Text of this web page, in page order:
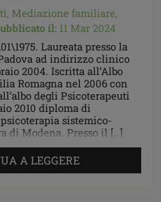
Mediazione familiare,
il: 11 Mar 2024
Laureata presso la
ad indirizzo clinico
2004. Iscritta all’Albo
Romagna nel 2006 con
degli Psicoterapeuti
2010 diploma di
sistemico-
di Modena. Presso il […]
A LEGGERE